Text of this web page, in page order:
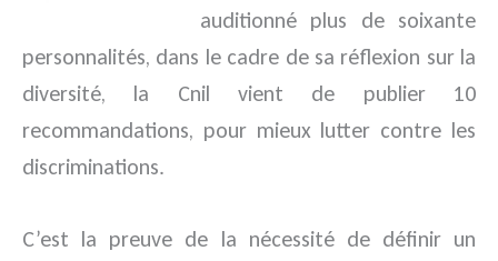
auditionné plus de soixante
personnalités, dans le cadre de sa réflexion sur la
diversité, la Cnil vient de publier 10
recommandations, pour mieux lutter contre les
discriminations.
C’est la preuve de la nécessité de définir un